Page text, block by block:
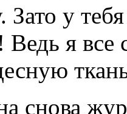
Зато у
Ведь я
снова